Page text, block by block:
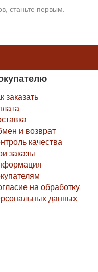
станьте первым.
заказать
и возврат
качества
заказы
на обработку
данных